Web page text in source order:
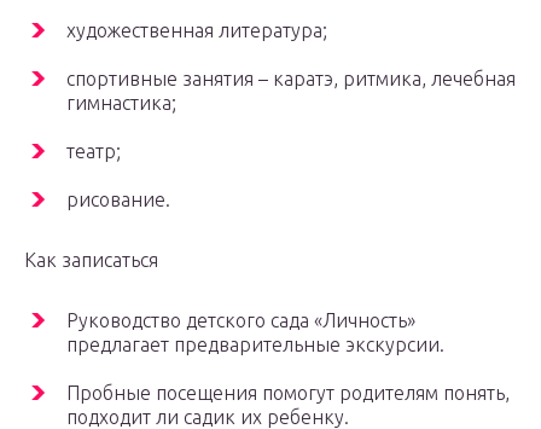
художественная литература;
спортивные занятия – каратэ, ритмика, лечебная
гимнастика;
театр;
рисование.
Как записаться
Руководство детского сада «Личность»
предлагает предварительные экскурсии.
Пробные посещения помогут родителям понять,
подходит ли садик их ребенку.